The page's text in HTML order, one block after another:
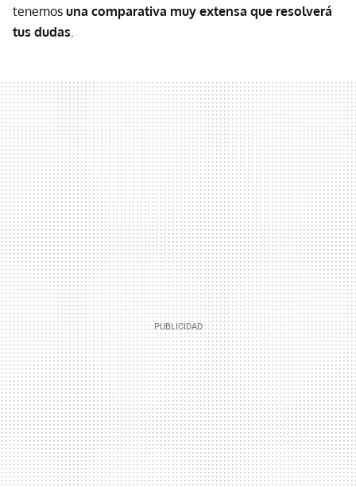
tenemos una comparativa muy extensa que resolverá
tus dudas.